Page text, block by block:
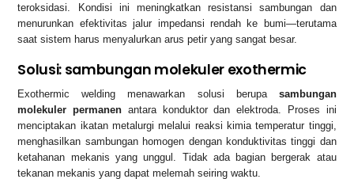
teroksidasi. Kondisi ini meningkatkan resistansi sambungan dan
menurunkan efektivitas jalur impedansi rendah ke bumi—terutama
saat sistem harus menyalurkan arus petir yang sangat besar.
Solusi: sambungan molekuler exothermic
Exothermic welding menawarkan solusi berupa sambungan
molekuler permanen antara konduktor dan elektroda. Proses ini
menciptakan ikatan metalurgi melalui reaksi kimia temperatur tinggi,
menghasilkan sambungan homogen dengan konduktivitas tinggi dan
ketahanan mekanis yang unggul. Tidak ada bagian bergerak atau
tekanan mekanis yang dapat melemah seiring waktu.